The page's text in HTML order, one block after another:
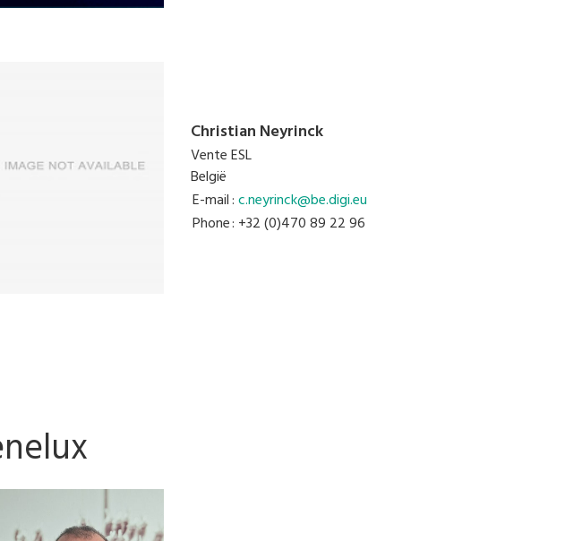
Christian Neyrinck
Vente ESL
België
E-mail:c.neyrinck@be.digi.eu
Phone: +32 (0)470 89 22 96